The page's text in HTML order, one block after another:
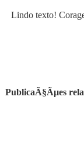
Lindo texto!
PublicaÃ§Ãµes